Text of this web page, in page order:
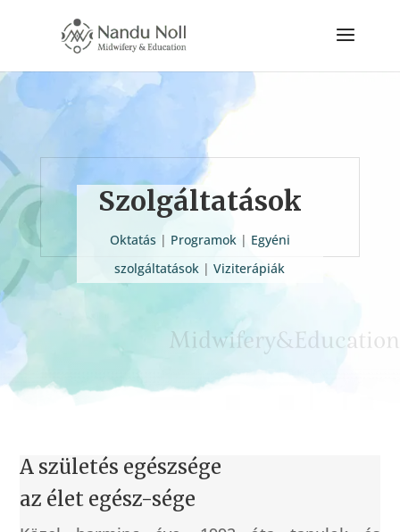
Szolgáltatások
Oktatás | Programok| Egyéni
szolgáltatások |Viziterápiák
Midwifery&Education
A születés egészsége
az élet egész-sége